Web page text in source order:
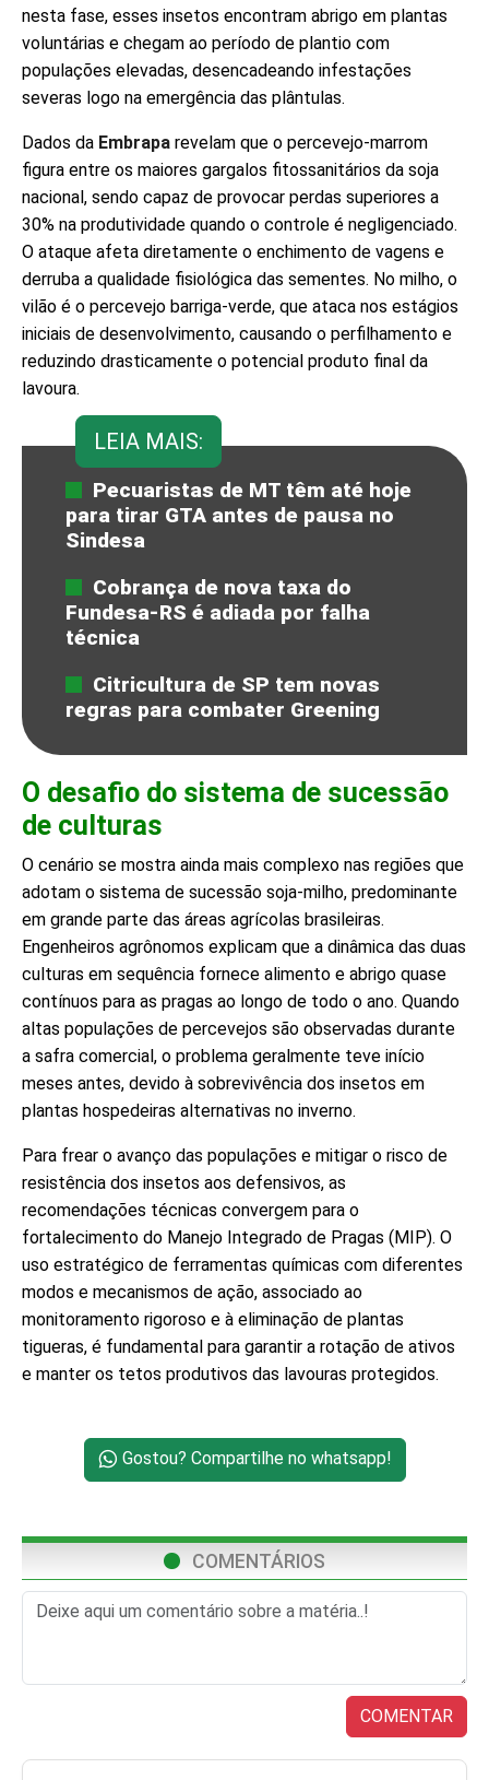
nesta fase, esses insetos encontram abrigo em plantas
voluntárias e chegam ao período de plantio com
populações elevadas, desencadeando infestações
severas logo na emergência das plântulas.
Dados da Embrapa revelam que o percevejo-marrom
figura entre os maiores gargalos fitossanitários da soja
nacional, sendo capaz de provocar perdas superiores a
30% na produtividade quando o controle é negligenciado.
O ataque afeta diretamente o enchimento de vagens e
derruba a qualidade fisiológica das sementes. No milho, o
vilão é o percevejo barriga-verde, que ataca nos estágios
iniciais de desenvolvimento, causando o perfilhamento e
reduzindo drasticamente o potencial produto final da
lavoura.
LEIA MAIS:
Pecuaristas de MT têm até hoje
para tirar GTA antes de pausa no
Sindesa
Cobrança de nova taxa do
Fundesa-RS é adiada por falha
técnica
Citricultura de SP tem novas
regras para combater Greening
O desafio do sistema de sucessão
de culturas
O cenário se mostra ainda mais complexo nas regiões que
adotam o sistema de sucessão soja-milho, predominante
em grande parte das áreas agrícolas brasileiras.
Engenheiros agrônomos explicam que a dinâmica das duas
culturas em sequência fornece alimento e abrigo quase
contínuos para as pragas ao longo de todo o ano. Quando
altas populações de percevejos são observadas durante
a safra comercial, o problema geralmente teve início
meses antes, devido à sobrevivência dos insetos em
plantas hospedeiras alternativas no inverno.
Para frear o avanço das populações e mitigar o risco de
resistência dos insetos aos defensivos, as
recomendações técnicas convergem para o
fortalecimento do Manejo Integrado de Pragas (MIP). O
uso estratégico de ferramentas químicas com diferentes
modos e mecanismos de ação, associado ao
monitoramento rigoroso e à eliminação de plantas
tigueras, é fundamental para garantir a rotação de ativos
e manter os tetos produtivos das lavouras protegidos.
Gostou? Compartilhe no whatsapp!
COMENTÁRIOS
COMENTAR